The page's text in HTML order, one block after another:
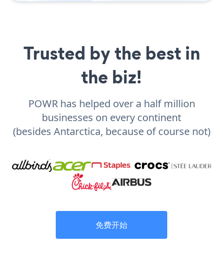
Trusted by the best in
the biz!
POWR has helped over a half million
businesses on every continent
(besides Antarctica, because of course not)
免费开始